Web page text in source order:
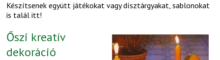
Készítsenek együtt játékokat vagy dísztárgyakat, sablonokat
is talál itt!
Őszi kreatív
dekoráció